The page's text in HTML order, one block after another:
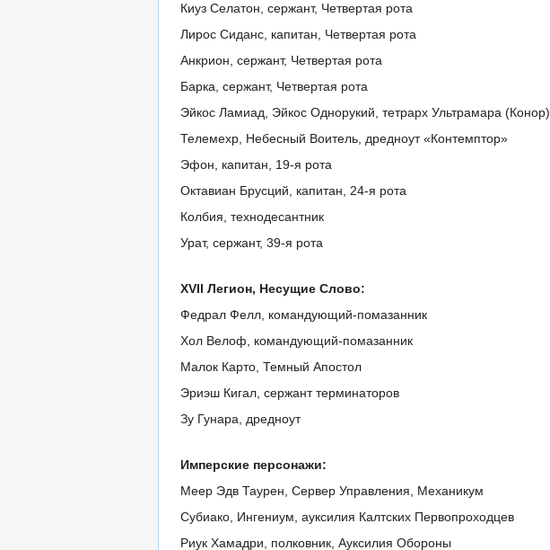
Киуз Селатон, сержант, Четвертая рота
Лирос Сиданс, капитан, Четвертая рота
Анкрион, сержант, Четвертая рота
Барка, сержант, Четвертая рота
Эйкос Ламиад, Эйкос Однорукий, тетрарх Ультрамара (Конор)
Телемехр, Небесный Воитель, дредноут «Контемптор»
Эфон, капитан, 19-я рота
Октавиан Брусций, капитан, 24-я рота
Колбия, технодесантник
Урат, сержант, 39-я рота
XVII Легион, Несущие Слово:
Федрал Фелл, командующий-помазанник
Хол Велоф, командующий-помазанник
Малок Карто, Темный Апостол
Эриэш Кигал, сержант терминаторов
Зу Гунара, дредноут
Имперские персонажи:
Меер Эдв Таурен, Сервер Управления, Механикум
Субиако, Ингениум, ауксилия Калтских Первопроходцев
Риук Хамадри, полковник, Ауксилия Обороны